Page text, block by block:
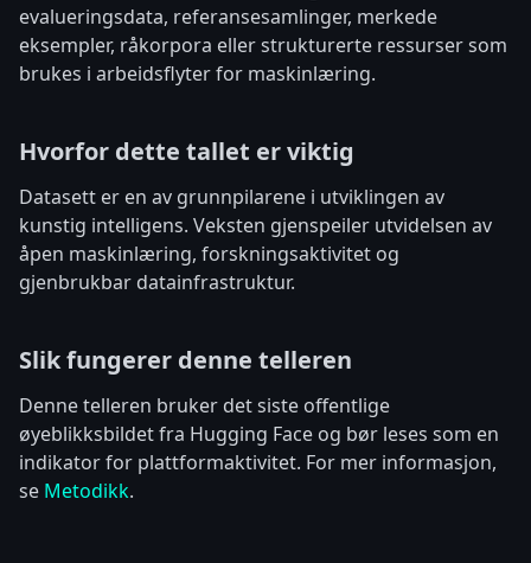
evalueringsdata, referansesamlinger, merkede
eksempler, råkorpora eller strukturerte ressurser som
brukes i arbeidsflyter for maskinlæring.
Hvorfor dette tallet er viktig
Datasett er en av grunnpilarene i utviklingen av
kunstig intelligens. Veksten gjenspeiler utvidelsen av
åpen maskinlæring, forskningsaktivitet og
gjenbrukbar datainfrastruktur.
Slik fungerer denne telleren
Denne telleren bruker det siste offentlige
øyeblikksbildet fra Hugging Face og bør leses som en
indikator for plattformaktivitet. For mer informasjon,
se Metodikk.